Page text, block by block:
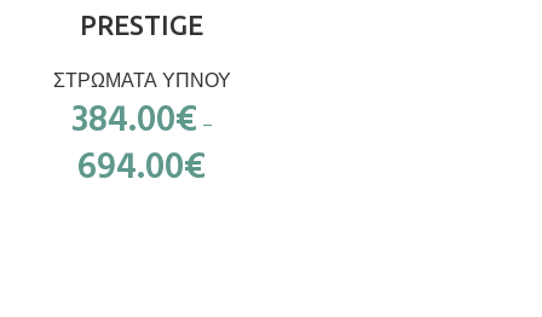
PRESTIGE
ΣΤΡΩΜΑΤΑ ΥΠΝΟΥ
384.00€ –
694.00€